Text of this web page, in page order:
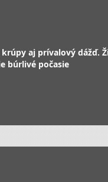
krúpy aj prívalový dážď.
búrlivé počasie